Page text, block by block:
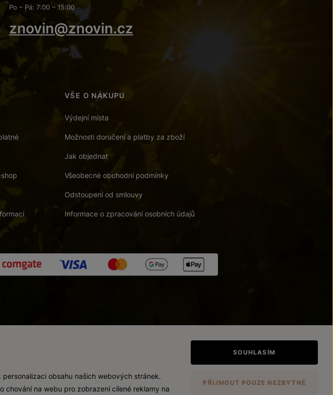
Po – Pá: 7:00 – 15:00
znovin@znovin.cz
VŠE O NÁKUPU
Výdejní místa
Možnosti doručení a platby za zboží
Jak objednat
Všeobecné obchodní podmínky
Odstoupení od smlouvy
Informace o zpracování osobních údajů
osobám mladším 18 let.
obsahu našich webových stránek.
chování na webu pro zobrazení cílené reklamy na
SOUHLASÍM
PŘIJMOUT POUZE NEZBYTNÉ